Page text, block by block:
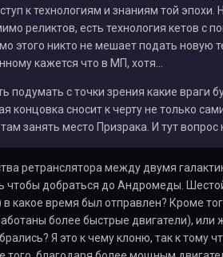
к технологиям и знаниям той
реликтов, есть технология кетов с
этого никто не мешает подать новую
кажется что в МП, хотя...
подумать с точки зрения какие
концовка сносит к черту не только
занять место Призрака. И тут вопрос
ретранслятора между двумя
чтобы добраться до Андромеды.
какое время был отправлен? Кроме
более быстрые двигатели), или
Я это к чему клоню, так к